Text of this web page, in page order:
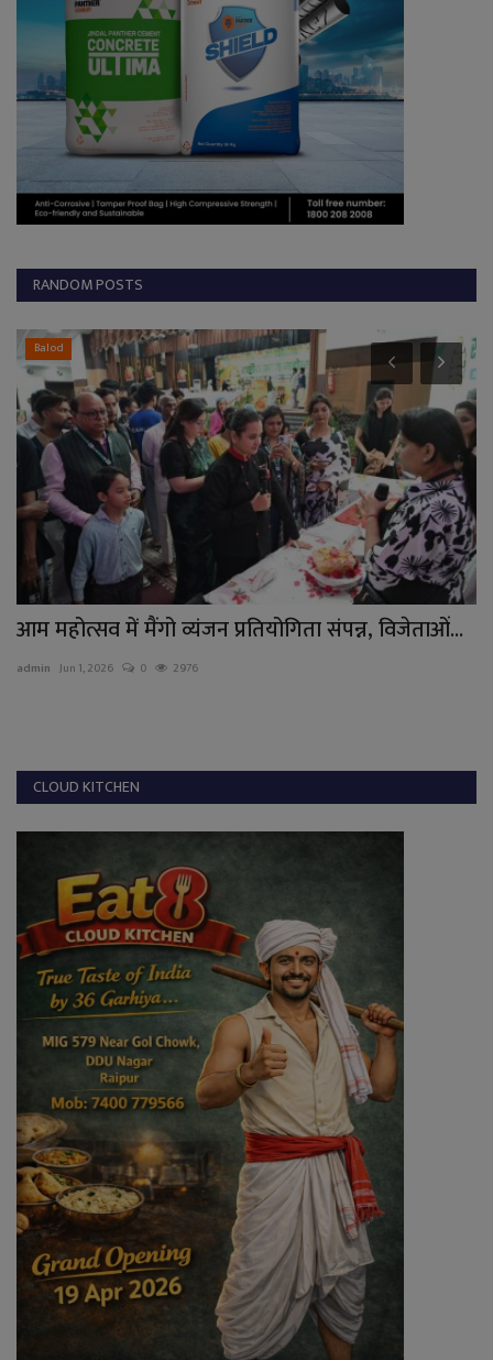
RANDOM POSTS
प्रतियोगिता संपन्न, विजेताओं...
Korba
जंगल में पुटु निकालने गया
CLOUD KITCHEN